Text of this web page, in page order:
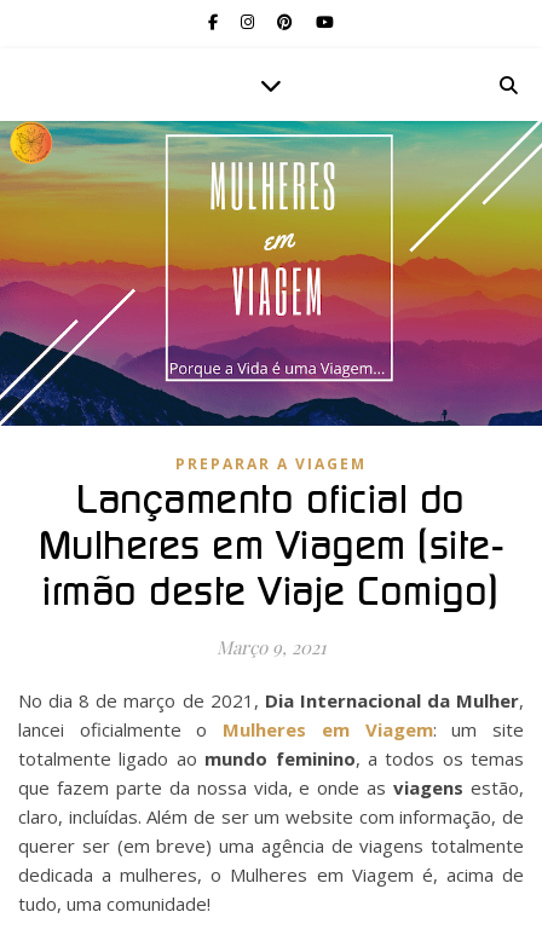
PREPARAR A VIAGEM
Lançamento oficial do
Mulheres em Viagem (site-
irmão deste Viaje Comigo)
Março 9, 2021
No dia 8 de março de 2021, Dia Internacional da Mulher,
lancei oficialmente o Mulheres em Viagem: um site
totalmente ligado ao mundo feminino, a todos os temas
que fazem parte da nossa vida, e onde asviagens estão,
claro, incluídas. Além de ser um website com informação, de
querer ser (em breve) uma agência de viagens totalmente
dedicada a mulheres, o Mulheres em Viagem é, acima de
tudo, uma comunidade!